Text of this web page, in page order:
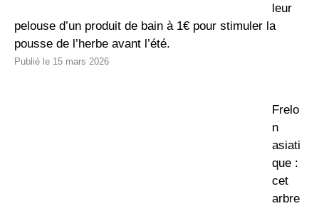
leur
pelouse d’un produit de bain à 1€ pour stimuler la
pousse de l’herbe avant l’été.
15 mars 2026
Frelo
n
asiati
que :
cet
arbre